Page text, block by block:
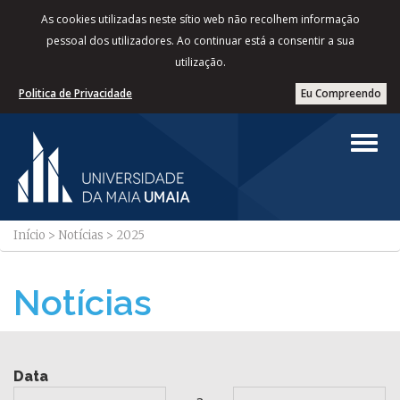
As cookies utilizadas neste sítio web não recolhem informação
pessoal dos utilizadores. Ao continuar está a consentir a sua
utilização.
Eu Compreendo
Politica de Privacidade
Início > Notícias > 2025
Notícias
Data